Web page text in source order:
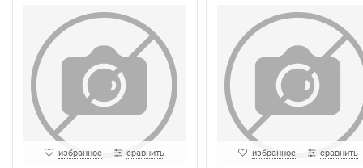
избранное сравнить избранное сравнить